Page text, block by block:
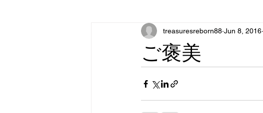
ご褒美
treasuresreborn88 Jun 8, 2016